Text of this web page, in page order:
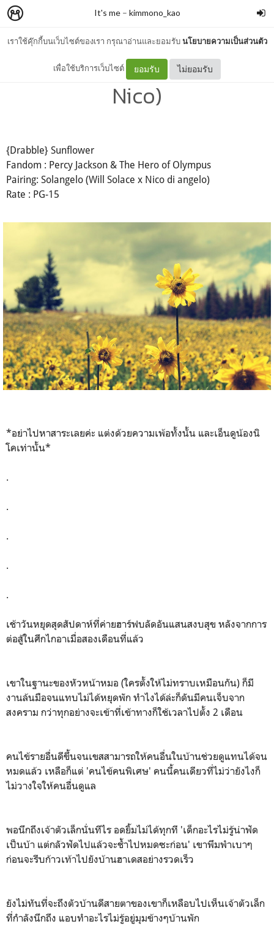
เราใช้คุ๊กกี้บนเว็บไซต์ของเรา กรุณาอ่านและยอมรับนโยบายความเป็นส่วนตัว
เพื่อใช้บริการเว็บไซต์ ยอมรับ ไม่ยอมรับ
It's me– kimmono_kao
{Drabble} Sunflower (Will x
Nico)
{Drabble} Sunflower
Fandom : Percy Jackson & The Hero of Olympus
Pairing: Solangelo (Will Solace x Nico di angelo)
Rate : PG-15
*อย่าไปหาสาระเลยค่ะ แต่งด้วยความเพ้อทั้งนั้น และเอ็นดูน้องนิ
โคเท่านั้น*
.
.
.
.
.
เช้าวันหยุดสุดสัปดาห์ที่ค่ายฮาร์ฟบลัดอันแสนสงบสุข หลังจากการ
ต่อสู้ในศึกไกอาเมื่อสองเดือนที่แล้ว
เขาในฐานะของหัวหน้าหมอ (ใครตั้งให้ไม่ทราบเหมือนกัน) ก็มี
งานล้นมือจนแทบไม่ได้หยุดพัก ทำไงได้ล่ะก็ดันมีคนเจ็บจาก
สงคราม กว่าทุกอย่างจะเข้าที่เข้าทางก็ใช้เวลาไปตั้ง 2 เดือน
คนไข้รายอื่นดีขึ้นจนเขสสามารถให้คนอื่นในบ้านช่วยดูแทนได้จน
หมดแล้ว เหลือก็แต่ 'คนไข้คนพิเศษ' คนนี้คนเดียวที่ไม่ว่ายังไงก็
ไม่วางใจให้คนอื่นดูแล
พอนึกถึงเจ้าตัวเล็กนั่นทีไร อดยิ้มไม่ได้ทุกที 'เด็กอะไรไม่รู้น่าฟัด
เป็นบ้า แต่กลัวฟัดไปแล้วจะช้ำไปหมดซะก่อน' เขาพึมพำเบาๆ
ก่อนจะรีบก้าวเท้าไปยังบ้านฮาเดสอย่างรวดเร็ว
ยังไม่ทันที่จะถึงตัวบ้านดีสายตาของเขาก็เหลือบไปเห็นเจ้าตัวเล็ก
ที่กำลังนึกถึง แอบทำอะไรไม่รู้อยู่มุมข้างๆบ้านพัก